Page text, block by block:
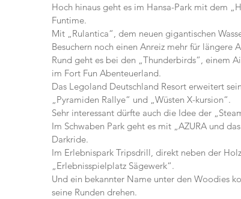
Hoch hinaus geht es im Hansa-Park mit dem
Funtime.
Mit „Rulantica“, dem neuen gigantischen
Besuchern noch einen Anreiz mehr für längere
Rund geht es bei den „Thunderbirds“, einem
im Fort Fun Abenteuerland.
Das Legoland Deutschland Resort erweitert
„Pyramiden Rallye“ und „Wüsten X-kursion“.
Sehr interessant dürfte auch die Idee der
Im Schwaben Park geht es mit „AZURA und
Darkride.
Im Erlebnispark Tripsdrill, direkt neben der
„Erlebnisspielplatz Sägewerk“.
Und ein bekannter Name unter den Woodies
seine Runden drehen.